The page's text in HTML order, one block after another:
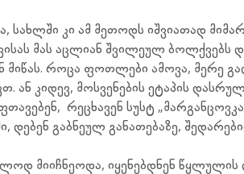
სახლში კი ამ მეთოდს იშვიათად
მას აცლიან შვილეულ ბოლქვებს
მიწას. როცა ფოთლები ამოვა, მერე
ან კიდევ, მოსვენების ეტაპის
რეცხავენ სუსტ
გაბნეულ განათებაზე,
მიიჩნეოდა, იყენებდნენ